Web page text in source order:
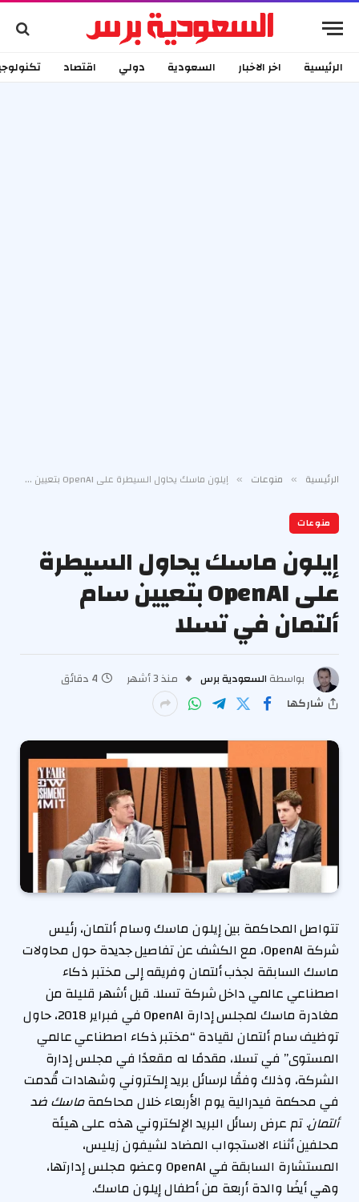
الرئيسية اخر الاخبار السعودية دولي اقتصاد
الرئيسية » منوعات » إيلون ماسك يحاول السيطرة على OpenAI بتعيين سام ألتمان في تسلا
منوعات
إيلون ماسك يحاول السيطرة
على OpenAI بتعيين سام
ألتمان في تسلا
بواسطة السعودية برس منذ 3 أشهر
4 دقائق
شاركها
تتواصل المحاكمة بين إيلون ماسك وسام ألتمان، رئيس
شركة OpenAI، مع الكشف عن تفاصيل جديدة حول محاولات
ماسك السابقة لجذب ألتمان وفريقه إلى مختبر ذكاء
اصطناعي عالمي داخل شركة تسلا. قبل أشهر قليلة من
مغادرة ماسك لمجلس إدارة OpenAI في فبراير 2018، حاول
توظيف سام ألتمان لقيادة “مختبر ذكاء اصطناعي عالمي
المستوى” في تسلا، مقدمًا له مقعدًا في مجلس إدارة
الشركة، وذلك وفقًا لرسائل بريد إلكتروني وشهادات قُدمت
في محكمة فيدرالية يوم الأربعاء خلال محاكمةماسك ضد
ألتمان. تم عرض رسائل البريد الإلكتروني هذه على هيئة
محلفين أثناء الاستجواب المضاد لشيفون زيليس،
المستشارة السابقة في OpenAI وعضو مجلس إدارتها،
وهي أيضًا والدة أربعة من أطفال إيلون ماسك.